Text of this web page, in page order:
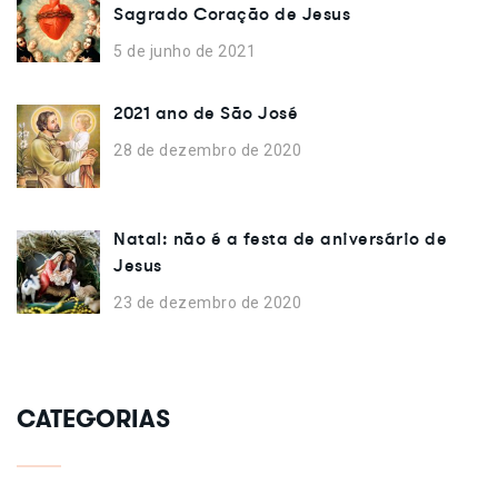
Sagrado Coração de Jesus
5 de junho de 2021
2021 ano de São José
28 de dezembro de 2020
Natal: não é a festa de aniversário de
Jesus
23 de dezembro de 2020
CATEGORIAS